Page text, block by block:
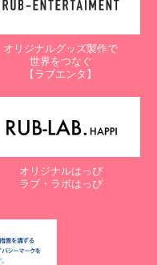
オリジナルグッズ製作で
世界をつなぐ
【ラブエンタ】
オリジナルはっぴ
ラブ・ラボはっぴ